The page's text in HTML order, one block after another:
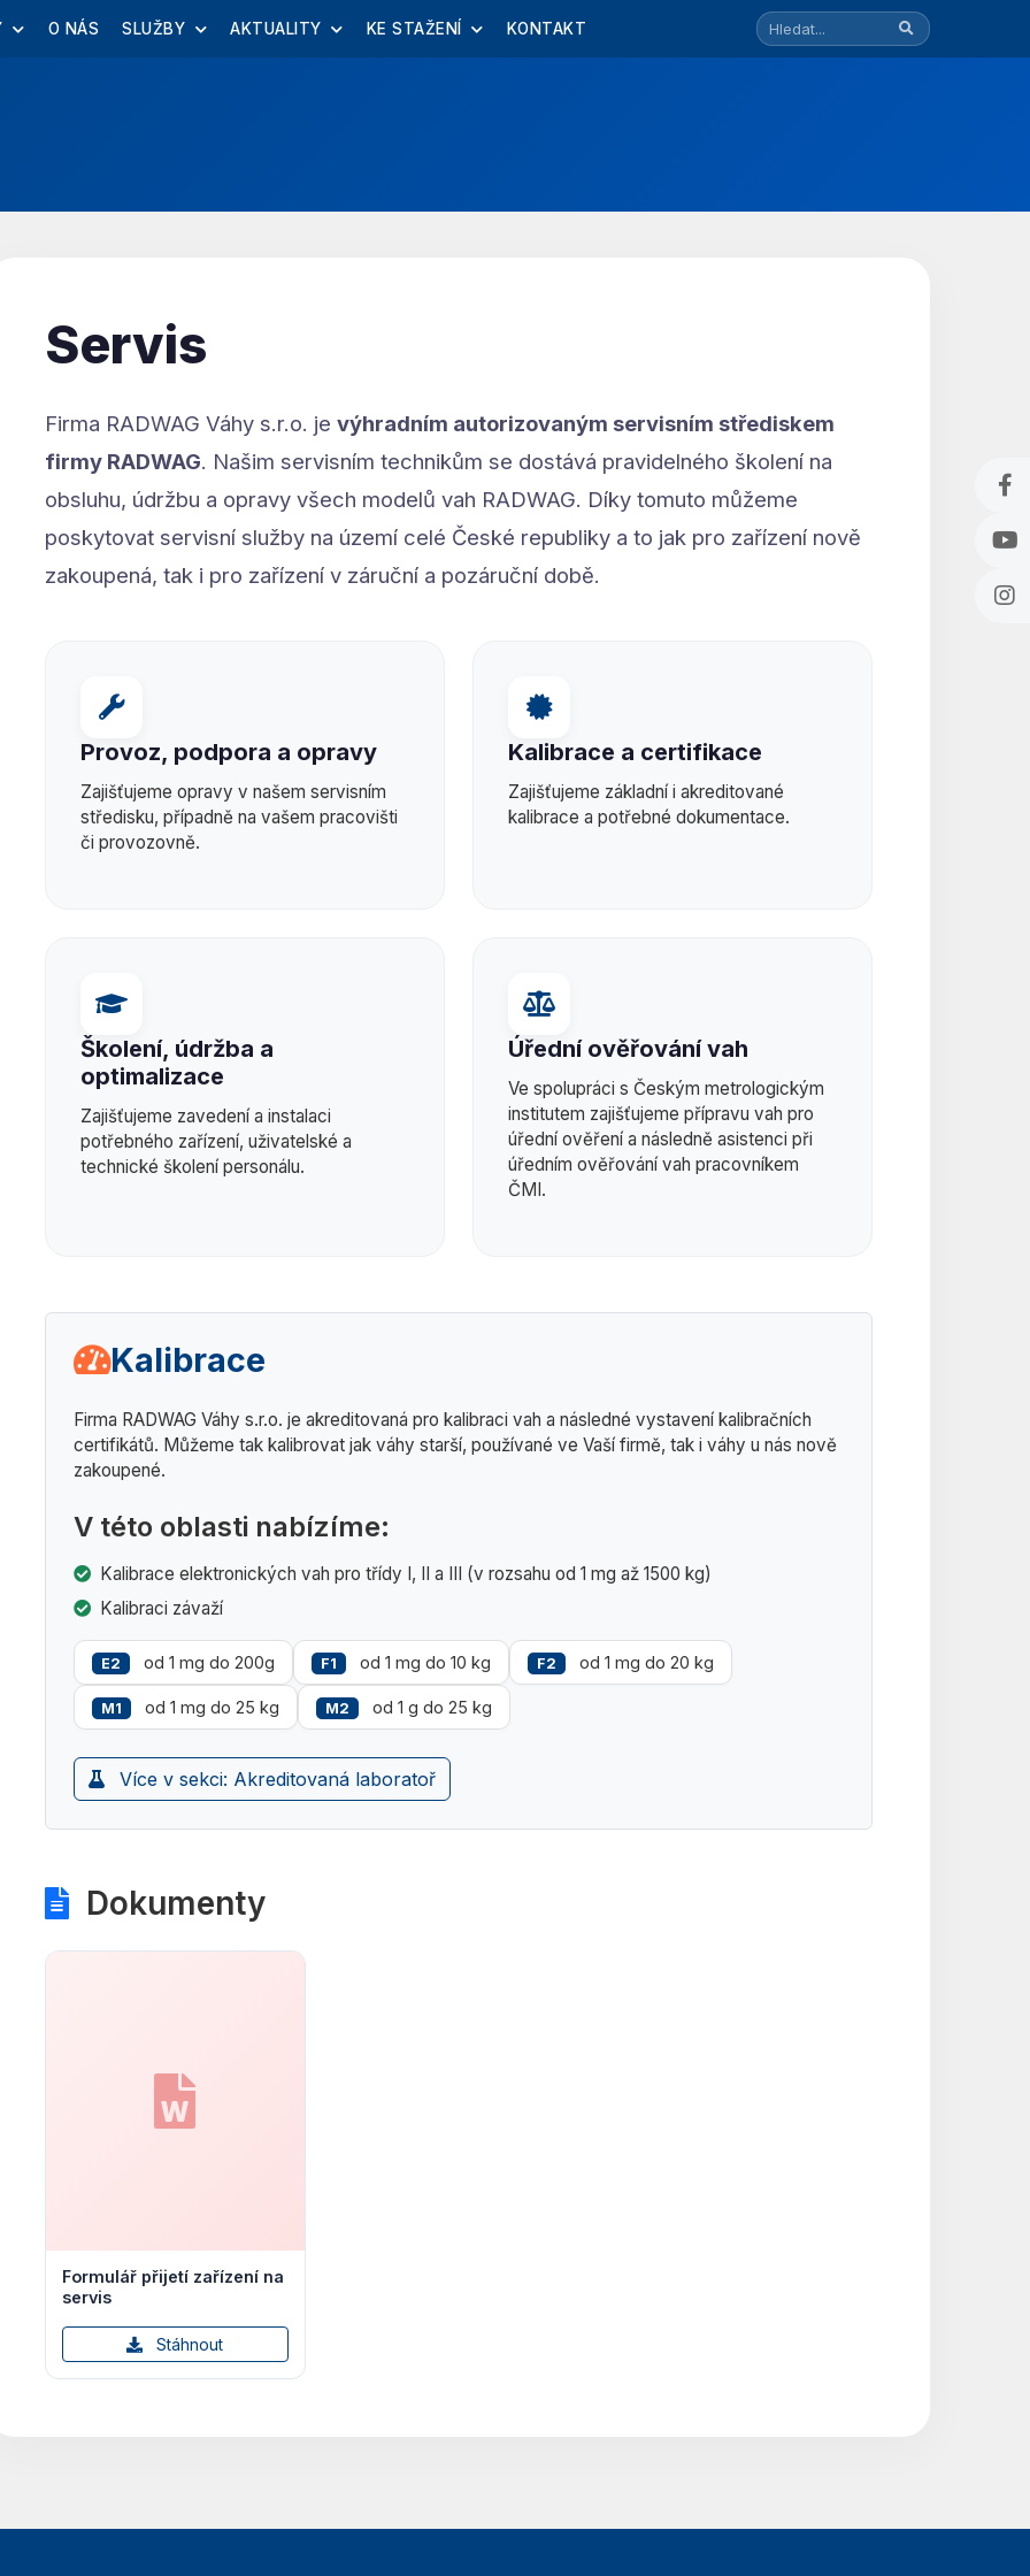
O NÁS SLUŽBY AKTUALITY KE STAŽENÍ KONTAKT
Servis
Firma RADWAG Váhy s.r.o. je výhradním autorizovaným servisním střediskem
firmy RADWAG. Našim servisním technikům se dostává pravidelného školení na
obsluhu, údržbu a opravy všech modelů vah RADWAG. Díky tomuto můžeme
poskytovat servisní služby na území celé České republiky a to jak pro zařízení nově
zakoupená, tak i pro zařízení v záruční a pozáruční době.
Provoz, podpora a opravy
Zajišťujeme opravy v našem servisním
středisku, případně na vašem pracovišti
či provozovně.
Kalibrace a certifikace
Zajišťujeme základní i akreditované
kalibrace a potřebné dokumentace.
Školení, údržba a
optimalizace
Zajišťujeme zavedení a instalaci
potřebného zařízení, uživatelské a
technické školení personálu.
Úřední ověřování vah
Ve spolupráci s Českým metrologickým
institutem zajišťujeme přípravu vah pro
úřední ověření a následně asistenci při
úředním ověřování vah pracovníkem
ČMI.
Kalibrace
Firma RADWAG Váhy s.r.o. je akreditovaná pro kalibraci vah a následné vystavení kalibračních
certifikátů. Můžeme tak kalibrovat jak váhy starší, používané ve Vaší firmě, tak i váhy u nás nově
zakoupené.
V této oblasti nabízíme:
Kalibrace elektronických vah pro třídy I, II a III (v rozsahu od 1 mg až 1500 kg)
Kalibraci závaží
E2 od 1 mg do 200g F1 od 1 mg do 10 kg F2 od 1 mg do 20 kg
M1 od 1 mg do 25 kg M2 od 1 g do 25 kg
Více v sekci: Akreditovaná laboratoř
Dokumenty
Formulář přijetí zařízení na
servis
Stáhnout